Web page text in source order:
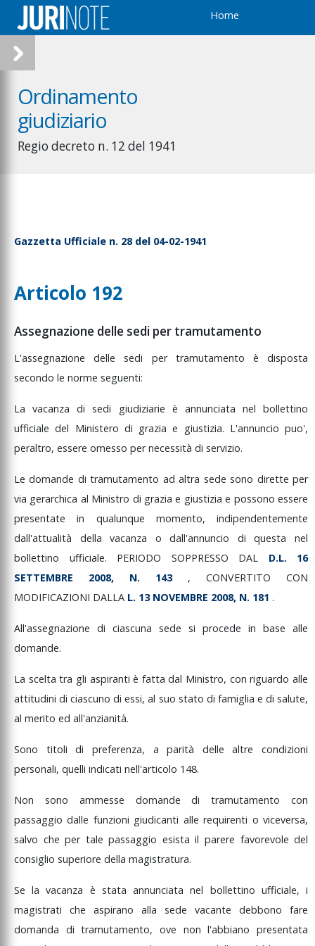
Home
Ordinamento
giudiziario
Regio decreto n. 12 del 1941
Gazzetta Ufficiale n. 28 del 04-02-1941
Articolo 192
Assegnazione delle sedi per tramutamento
L'assegnazionedellesedi per tramutamento èdisposta
secondo le norme seguenti:
Lavacanzadisedi giudiziarie è annunciata nel bollettino
ufficialedel Ministero di graziae giustizia. L'annuncio puo',
peraltro, essere omesso pernecessità di servizio.
Ledomande ditramutamento adaltra sedesono diretteper
via gerarchica al Ministro di graziae giustiziae possonoessere
presentatein qualunque momento, indipendentemente
dall'attualità dellavacanza odall'annuncio diquestanel
bollettino ufficiale. PERIODO SOPPRESSO DAL D.L. 16
SETTEMBRE 2008, N. 143 , CONVERTITO CON
MODIFICAZIONI DALLA L. 13 NOVEMBRE 2008, N. 181 .
All'assegnazione di ciascuna sede si procede in base alle
domande.
La sceltatra gli aspirantiè fattadal Ministro, conriguardoalle
attitudinidiciascunodiessi,al suo stato di famiglia edisalute,
al merito ed all'anzianità.
Sono titolidi preferenza, aparità dellealtre condizioni
personali, quelli indicati nell'articolo 148.
Non sono ammesse domandeditramutamentocon
passaggiodalle funzioni giudicanti allerequirenti oviceversa,
salvo cheper talepassaggio esistail parere favorevoledel
consiglio superiore della magistratura.
Selavacanza è stataannunciatanel bollettino ufficiale,i
magistrati che aspirano alla sede vacante debbono fare
domanda ditramutamento,ove nonl'abbianopresentata